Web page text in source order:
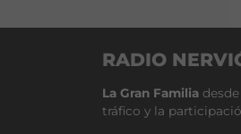
RADIO
La Gran Familia
tráfico y la